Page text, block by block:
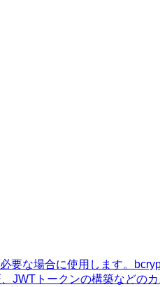
要な場合に使用します。
トークンの構築などの